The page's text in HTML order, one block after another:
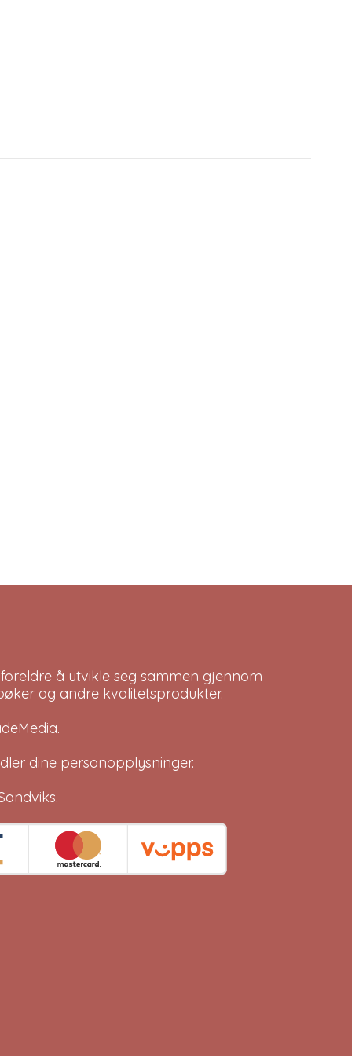
å utvikle seg sammen gjennom
og andre kvalitetsprodukter.
.
dine personopplysninger.
.